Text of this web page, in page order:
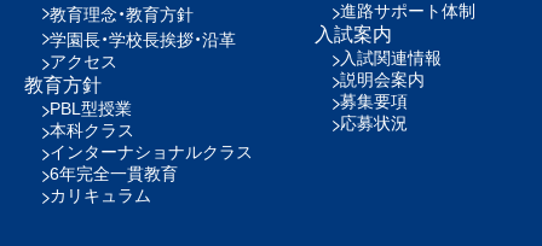
教育理念・教育方針
学園長・学校長挨拶・沿革
アクセス
教育方針
PBL型授業
本科クラス
インターナショナルクラス
6年完全一貫教育
カリキュラム
進路サポート体制
入試案内
入試関連情報
説明会案内
募集要項
応募状況